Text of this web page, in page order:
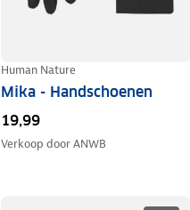
Human Nature
Mika - Handschoenen
19,99
Verkoop doorANWB